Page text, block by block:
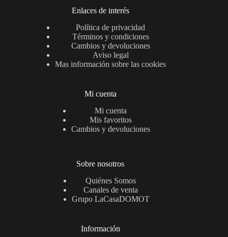
Enlaces de interés
Política de privacidad
Términos y condiciones
Cambios y devoluciones
Aviso legal
Mas información sobre las cookies
Mi cuenta
Mi cuenta
Mis favoritos
Cambios y devoluciones
Sobre nosotros
Quiénes Somos
Canales de venta
Grupo LaCasaDOMOT
Información